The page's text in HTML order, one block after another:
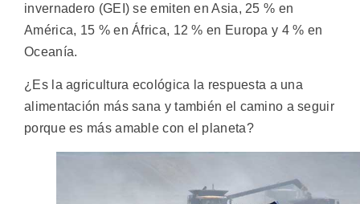
invernadero (GEI) se emiten en Asia, 25 % en
América, 15 % en África, 12 % en Europa y 4 % en
Oceanía.
¿Es la agricultura ecológica la respuesta a una
alimentación más sana y también el camino a seguir
porque es más amable con el planeta?